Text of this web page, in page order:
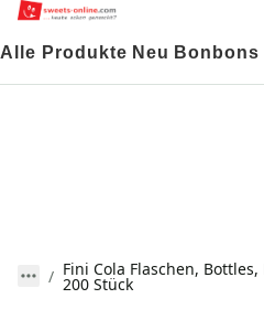
Alle Produkte Neu Bonbons
Fini Cola Flaschen,
200 Stück